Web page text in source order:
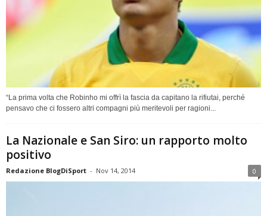
“La prima volta che Robinho mi offrì la fascia da capitano la rifiutai, perché
pensavo che ci fossero altri compagni più meritevoli per ragioni...
La Nazionale e San Siro: un rapporto molto
positivo
Redazione BlogDiSport - Nov 14, 2014 0